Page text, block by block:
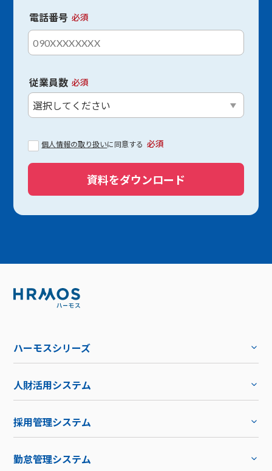
電話番号 必須
従業員数 必須
個人情報の取り扱いに同意する 必須
ハーモスシリーズ
人財活用システム
採用管理システム
勤怠管理システム